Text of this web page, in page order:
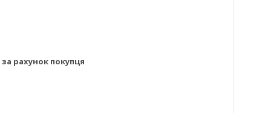
за рахунок покупця